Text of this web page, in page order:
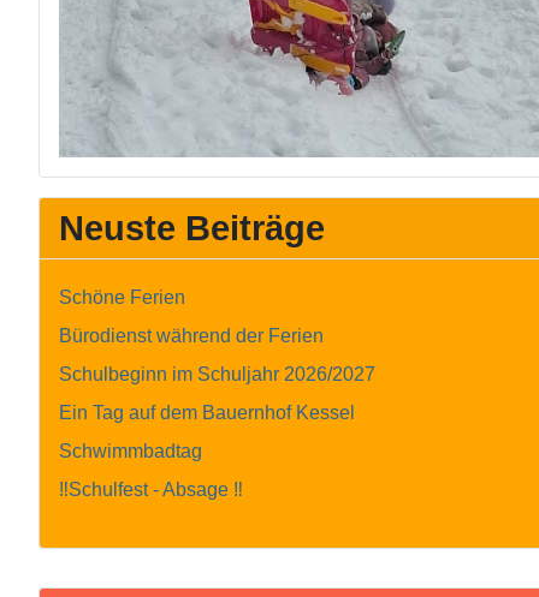
Neuste Beiträge
Schöne Ferien
Bürodienst während der Ferien
Schulbeginn im Schuljahr 2026/2027
Ein Tag auf dem Bauernhof Kessel
Schwimmbadtag
‼️Schulfest - Absage ‼️